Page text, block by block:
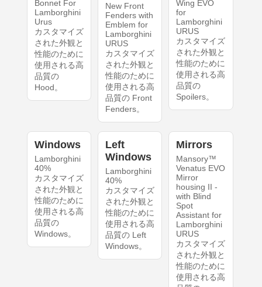
Bonnet For
Lamborghini
Urus
カスタマイズ
された外観と
性能のために
使用される高
品質の
Hood。
New Front
Fenders with
Emblem for
Lamborghini
URUS
カスタマイズ
された外観と
性能のために
使用される高
品質の Front
Fenders。
Wing EVO
for
Lamborghini
URUS
カスタマイズ
された外観と
性能のために
使用される高
品質の
Spoilers。
Windows
Lamborghini
40%
カスタマイズ
された外観と
性能のために
使用される高
品質の
Windows。
Left
Windows
Lamborghini
40%
カスタマイズ
された外観と
性能のために
使用される高
品質の Left
Windows。
Mirrors
Mansory™
Venatus EVO
Mirror
housing II -
with Blind
Spot
Assistant for
Lamborghini
URUS
カスタマイズ
された外観と
性能のために
使用される高